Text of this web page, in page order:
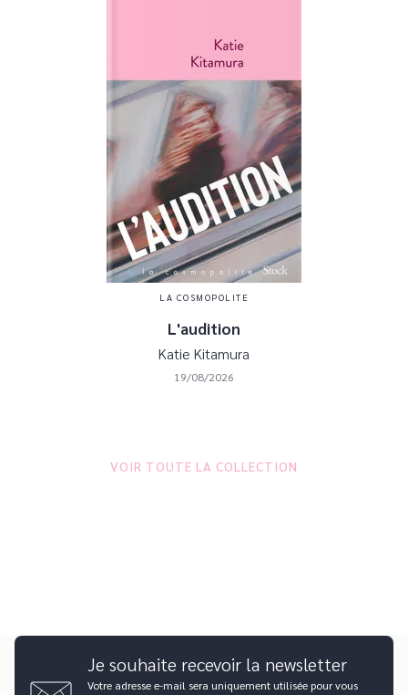
LA COSMOPOLITE
L'audition
Katie Kitamura
19/08/2026
VOIR TOUTE LA COLLECTION
Je souhaite recevoir la newsletter
Votre adresse e-mail sera uniquement utilisée pour vous